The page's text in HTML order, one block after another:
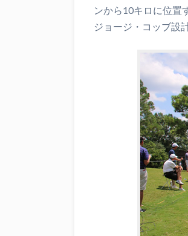
ンから10キロに位置
ジョージ・コッブ設